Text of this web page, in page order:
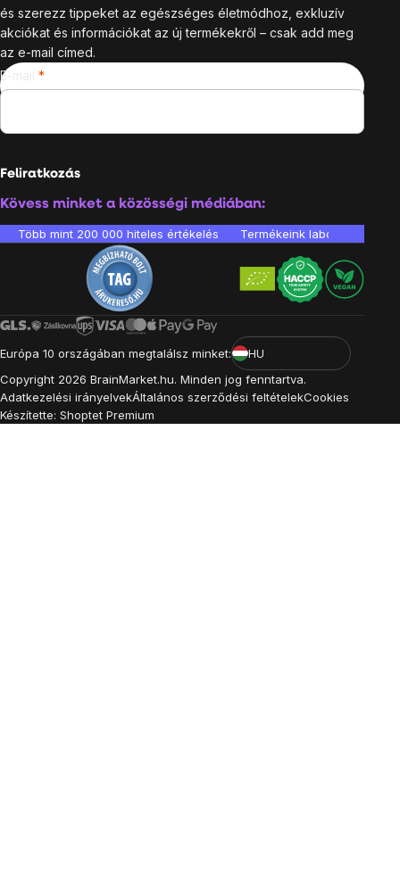
és szerezz tippeket az egészséges életmódhoz, exkluzív
akciókat és információkat az új termékekről – csak add meg
az e-mail címed.
E-mail
Feliratkozás
Kövess minket a közösségi médiában:
Több mint 200 000 hiteles értékelés Termékeink
Európa 10 országában megtalálsz minket:
HU
Copyright 2026 BrainMarket.hu. Minden jog fenntartva.
Adatkezelési irányelvekÁltalános szerződési feltételekCookies
Készítette: Shoptet Premium